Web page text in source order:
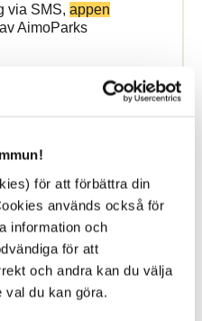
för att förbättra din
används också för
information och
för att
och andra kan du välja
val du kan göra.
via SMS, appen
AimoParks
dessa aktuella
Skola. InfoMentor IST